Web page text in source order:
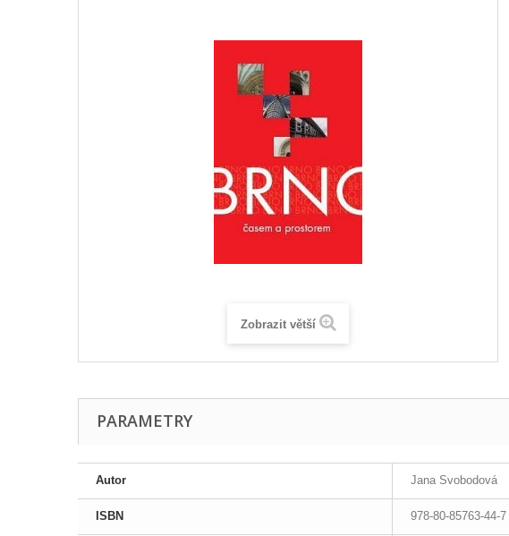
Zobrazit větší
PARAMETRY
Autor Jana Svobodová
ISBN 978-80-85763-44-7